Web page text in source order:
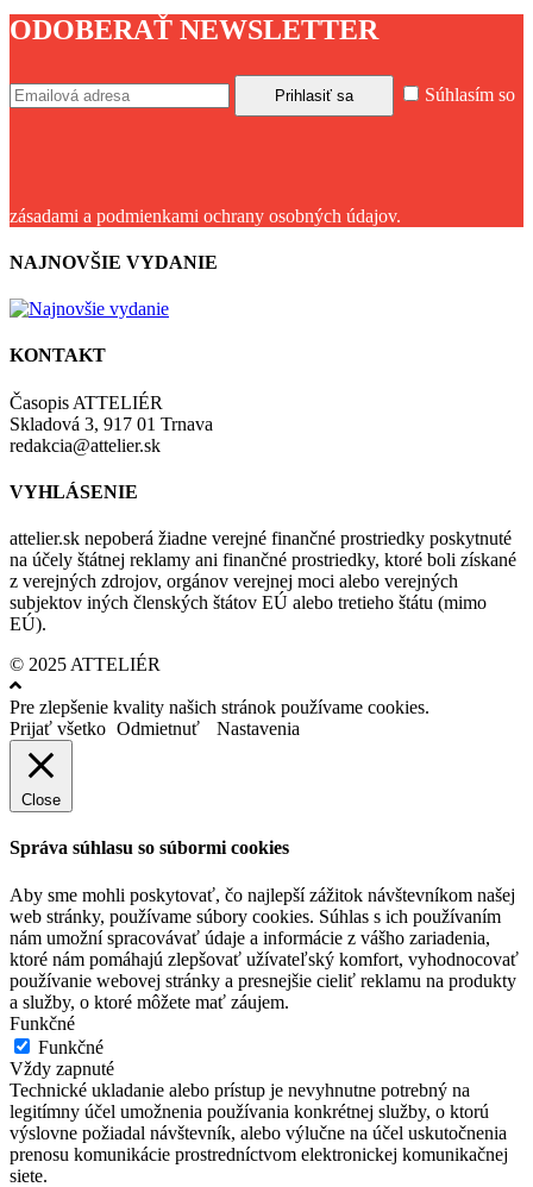
ODOBERAŤ NEWSLETTER
Súhlasím so
zásadami a podmienkami ochrany osobných údajov.
NAJNOVŠIE VYDANIE
KONTAKT
Časopis ATTELIÉR
Skladová 3, 917 01 Trnava
redakcia@attelier.sk
VYHLÁSENIE
attelier.sk nepoberá žiadne verejné finančné prostriedky poskytnuté
na účely štátnej reklamy ani finančné prostriedky, ktoré boli získané
z verejných zdrojov, orgánov verejnej moci alebo verejných
subjektov iných členských štátov EÚ alebo tretieho štátu (mimo
EÚ).
© 2025 ATTELIÉR
Pre zlepšenie kvality našich stránok používame cookies.
Prijať všetko Odmietnuť Nastavenia
Close
Správa súhlasu so súbormi cookies
Aby sme mohli poskytovať, čo najlepší zážitok návštevníkom našej
web stránky, používame súbory cookies. Súhlas s ich používaním
nám umožní spracovávať údaje a informácie z vášho zariadenia,
ktoré nám pomáhajú zlepšovať užívateľský komfort, vyhodnocovať
používanie webovej stránky a presnejšie cieliť reklamu na produkty
a služby, o ktoré môžete mať záujem.
Funkčné
Funkčné
Vždy zapnuté
Technické ukladanie alebo prístup je nevyhnutne potrebný na
legitímny účel umožnenia používania konkrétnej služby, o ktorú
výslovne požiadal návštevník, alebo výlučne na účel uskutočnenia
prenosu komunikácie prostredníctvom elektronickej komunikačnej
siete.